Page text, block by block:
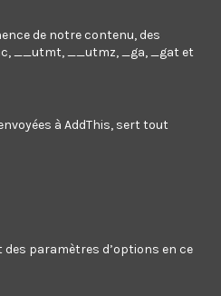
de notre contenu, des
__utmt, __utmz, _ga, _gat et
à AddThis, sert tout
paramètres d’options en ce